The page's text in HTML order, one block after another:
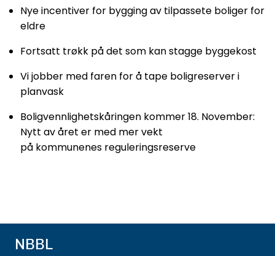
Nye incentiver for bygging av tilpassete boliger for
eldre
Fortsatt trøkk på det som kan stagge byggekost
Vi jobber med faren for å tape boligreserver i
planvask
Boligvennlighetskåringen kommer 18. November:
Nytt av året er med mer vekt
på kommunenes reguleringsreserve
NBBL